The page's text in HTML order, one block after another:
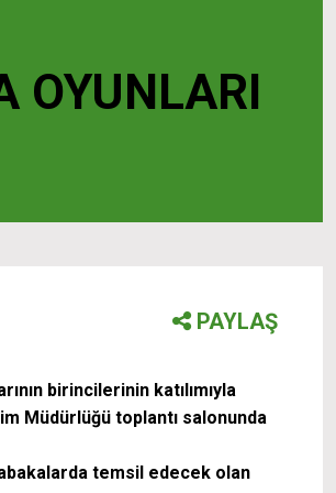
OYUNLARI
PAYLAŞ
birincilerinin katılımıyla
Müdürlüğü toplantı salonunda
temsil edecek olan